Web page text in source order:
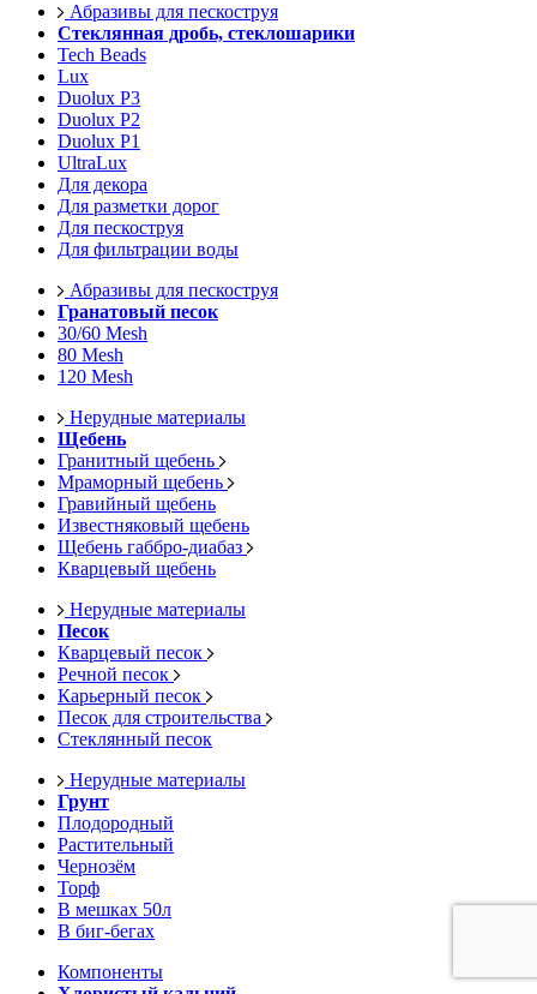
Абразивы для пескоструя
Стеклянная дробь, стеклошарики
Tech Beads
Lux
Duolux P3
Duolux P2
Duolux P1
UltraLux
Для декора
Для разметки дорог
Для пескоструя
Для фильтрации воды
Абразивы для пескоструя
Гранатовый песок
30/60 Mesh
80 Mesh
120 Mesh
Нерудные материалы
Щебень
Гранитный щебень
Мраморный щебень
Гравийный щебень
Известняковый щебень
Щебень габбро-диабаз
Кварцевый щебень
Нерудные материалы
Песок
Кварцевый песок
Речной песок
Карьерный песок
Песок для строительства
Стеклянный песок
Нерудные материалы
Грунт
Плодородный
Растительный
Чернозём
Торф
В мешках 50л
В биг-бегах
Компоненты